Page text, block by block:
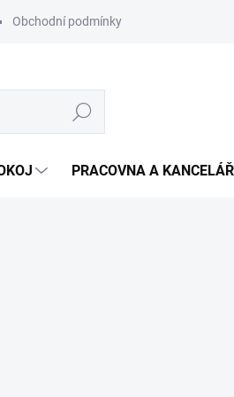
Obchodní podmínky Podmínky
Hledat
PRACOVNA A KANCELÁŘ